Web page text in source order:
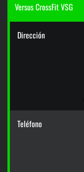
Versus CrossFit VSG
Dirección
Teléfono